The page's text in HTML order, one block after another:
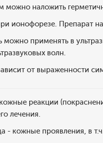
можно наложить
ионофорезе. Препарат
можно применять в
волн.
от выраженности
реакции
лечения.
- кожные проявления, в